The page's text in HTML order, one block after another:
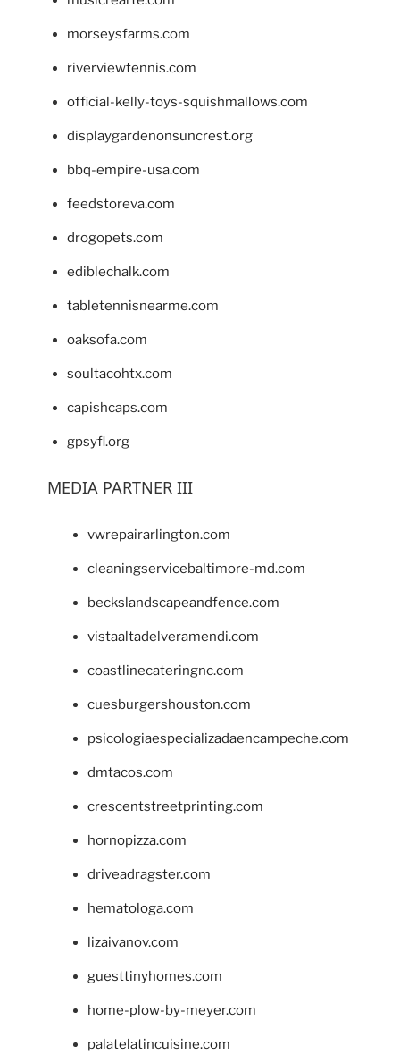
morseysfarms.com
riverviewtennis.com
official-kelly-toys-squishmallows.com
displaygardenonsuncrest.org
bbq-empire-usa.com
feedstoreva.com
drogopets.com
ediblechalk.com
tabletennisnearme.com
oaksofa.com
soultacohtx.com
capishcaps.com
gpsyfl.org
MEDIA PARTNER III
vwrepairarlington.com
cleaningservicebaltimore-md.com
beckslandscapeandfence.com
vistaaltadelveramendi.com
coastlinecateringnc.com
cuesburgershouston.com
psicologiaespecializadaencampeche.com
dmtacos.com
crescentstreetprinting.com
hornopizza.com
driveadragster.com
hematologa.com
lizaivanov.com
guesttinyhomes.com
home-plow-by-meyer.com
palatelatincuisine.com